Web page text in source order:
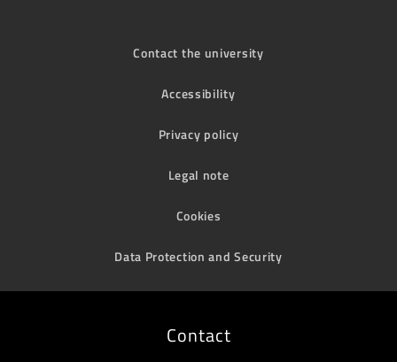
Contact the university
Accessibility
Privacy policy
Legal note
Cookies
Data Protection and Security
Contact